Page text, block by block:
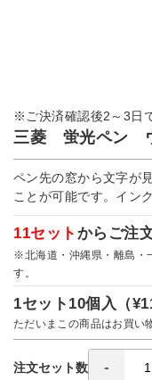
※ご決済確認後2～3日
三菱 蛍光ペン
ペン先の窓から文字が
ことが可能です。イン
11セット からご注
※北海道・沖縄県・離島・
す。
1セット10個入（
ただいまこの商品はお買い
注文セット数